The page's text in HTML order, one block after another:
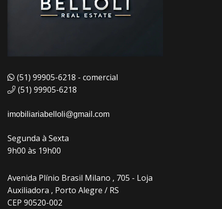
(51) 99905-6218 - comercial
(51) 99905-6218
imobiliariabelloli@gmail.com
Segunda à Sexta
9h00 às 19h00
Avenida Plínio Brasil Milano , 705 - Loja
Auxiliadora , Porto Alegre / RS
CEP 90520-002